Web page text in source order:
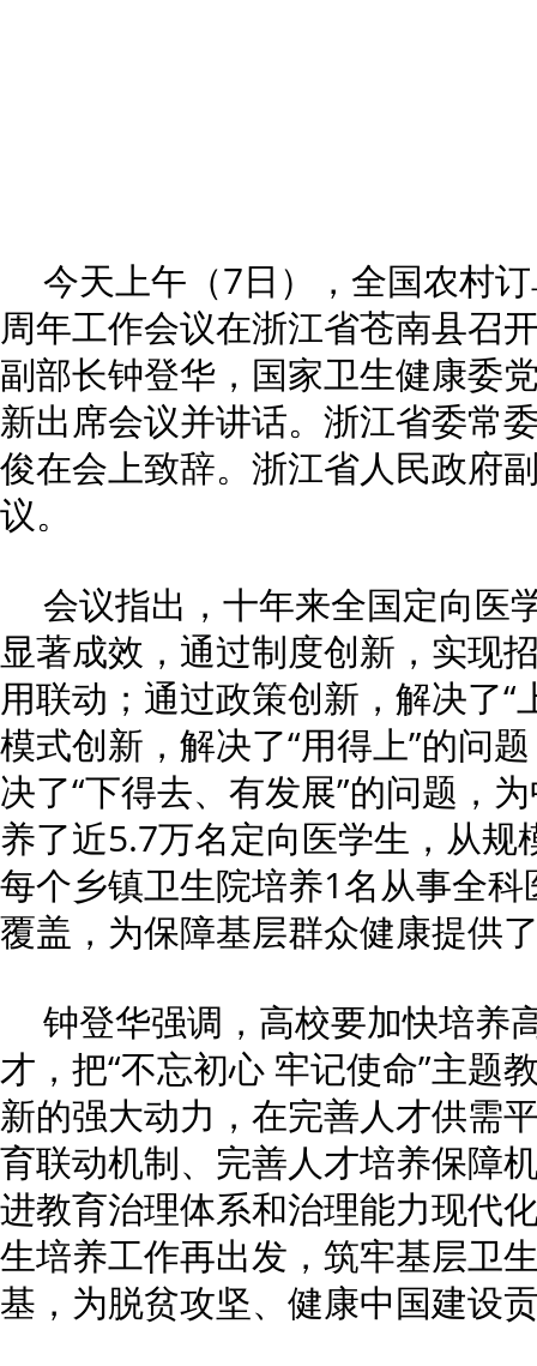
今天上午（7日），全国农村
周年工作会议在浙江省苍南县召
副部长钟登华，国家卫生健康委
新出席会议并讲话。浙江省委常
俊在会上致辞。浙江省人民政府
议。
会议指出，十年来全国定向医
显著成效，通过制度创新，实现
用联动；通过政策创新，解决了“
模式创新，解决了“用得上”的问
决了“下得去、有发展”的问题，
养了近5.7万名定向医学生，从规
每个乡镇卫生院培养1名从事全
覆盖，为保障基层群众健康提供
钟登华强调，高校要加快培养
才，把“不忘初心 牢记使命”主题
新的强大动力，在完善人才供需
育联动机制、完善人才培养保障
进教育治理体系和治理能力现代
生培养工作再出发，筑牢基层卫
基，为脱贫攻坚、健康中国建设